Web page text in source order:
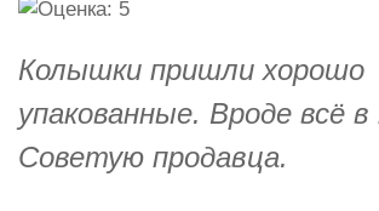
Колышки пришли хорошо
упакованные. Вроде всё в
Советую продавца.